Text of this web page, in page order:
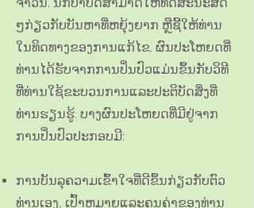
ໆກ່ຽວກັບບັນຫາທີ່ຫຍຸ້ງຍາກ ຫຼືຊີ້ໃຫ້ທ່ານ
ໃນທິດທາງຂອງການແກ້ໄຂ. ຜົນປະໂຫຍດທີ່
ທ່ານໄດ້ຮັບຈາກການປິ່ນປົວແມ່ນຂຶ້ນກັບວິທີ
ທີ່ທ່ານໃຊ້ຂະບວນການແລະປະຕິບັດສິ່ງທີ່
ທ່ານຮຽນຮູ້. ບາງຜົນປະໂຫຍດທີ່ມີຢູ່ຈາກ
ການປິ່ນປົວປະກອບມີ:
ການບັນລຸຄວາມເຂົ້າໃຈທີ່ດີຂຶ້ນກ່ຽວກັບຕົວ
ທ່ານເອງ, ເປົ້າຫມາຍແລະຄຸນຄ່າຂອງທ່ານ